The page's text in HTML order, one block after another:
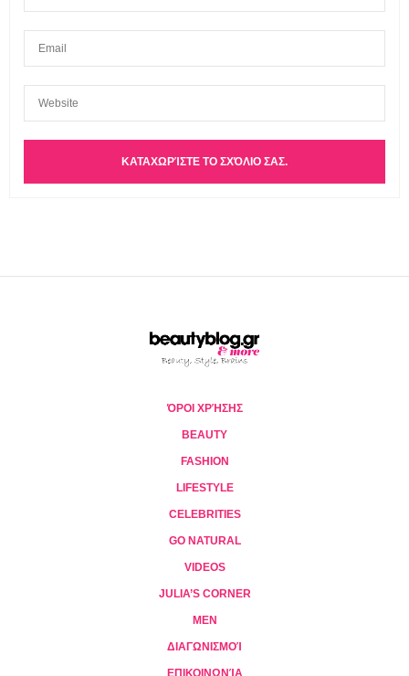
ΌΡΟΙ ΧΡΉΣΗΣ
BEAUTY
FASHION
LIFESTYLE
CELEBRITIES
GO NATURAL
VIDEOS
JULIA’S CORNER
MEN
ΔΙΑΓΩΝΙΣΜΟΊ